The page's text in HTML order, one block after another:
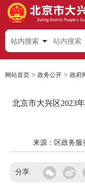
站内搜索
网站首页 > 政务公开 > 政府
北京市大兴区2023
来源：区政务服
分享: